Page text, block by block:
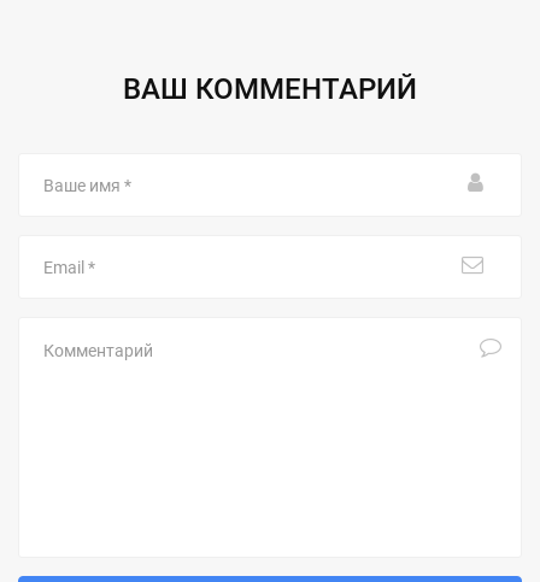
ВАШ КОММЕНТАРИЙ
имя